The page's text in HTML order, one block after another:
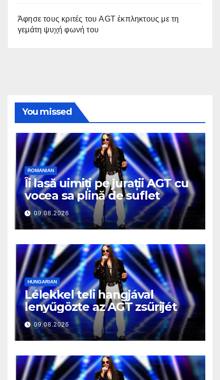
Άφησε τους κριτές του AGT έκπληκτους με τη
γεμάτη ψυχή φωνή του
You missed
ROMANIAN
Îi lasă uimiți pe jurații AGT cu
vocea sa plină de suflet
09.08.2026
HUNGARIAN
Lélekkel teli hangjával
lenyűgözte az AGT zsűrijét
09.08.2026